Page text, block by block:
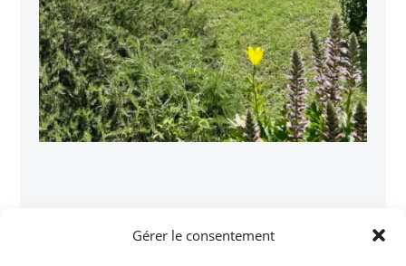
Gérer le consentement